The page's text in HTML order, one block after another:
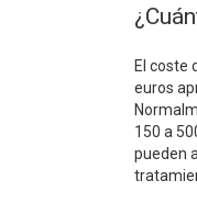
El coste
euros
150 a
pueden